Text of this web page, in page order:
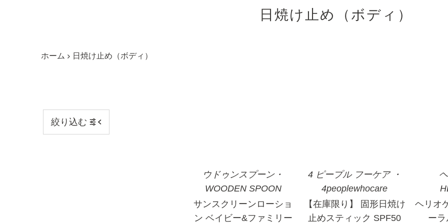
日焼け止め（ボディ）
ホーム 日焼け止め（ボディ）
絞り込む
ウドゥンスプーン・
WOODEN SPOON
サンスクリーンローショ
ン ベイビー&ファミリー
4 ピープル フーケア ・
4peoplewhocare
【在庫限り】 固形日焼け
止めスティック SPF50
ヘリオ
ー